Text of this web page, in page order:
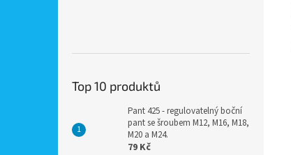
Top 10 produktů
Pant 425 - regulovatelný boční
pant se šroubem M12, M16, M18,
M20 a M24.
79 Kč